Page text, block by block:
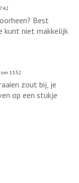
Best
kunt niet makkelijk
13:52
zout bij, je
op een stukje